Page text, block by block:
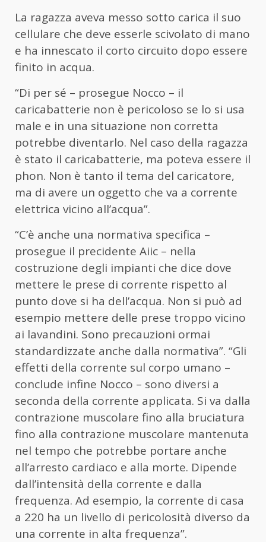
La ragazza aveva messo sotto carica il suo
cellulare che deve esserle scivolato di mano
e ha innescato il corto circuito dopo essere
finito in acqua.
“Di per sé – prosegue Nocco – il
caricabatterie non è pericoloso se lo si usa
male e in una situazione non corretta
potrebbe diventarlo. Nel caso della ragazza
è stato il caricabatterie, ma poteva essere il
phon. Non è tanto il tema del caricatore,
ma di avere un oggetto che va a corrente
elettrica vicino all’acqua”.
“C’è anche una normativa specifica –
prosegue il precidente Aiic – nella
costruzione degli impianti che dice dove
mettere le prese di corrente rispetto al
punto dove si ha dell’acqua. Non si può ad
esempio mettere delle prese troppo vicino
ai lavandini. Sono precauzioni ormai
standardizzate anche dalla normativa”. “Gli
effetti della corrente sul corpo umano –
conclude infine Nocco – sono diversi a
seconda della corrente applicata. Si va dalla
contrazione muscolare fino alla bruciatura
fino alla contrazione muscolare mantenuta
nel tempo che potrebbe portare anche
all’arresto cardiaco e alla morte. Dipende
dall’intensità della corrente e dalla
frequenza. Ad esempio, la corrente di casa
a 220 ha un livello di pericolosità diverso da
una corrente in alta frequenza”.